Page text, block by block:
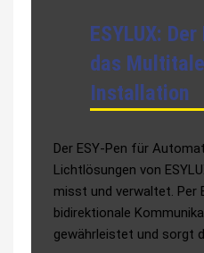
ESYLUX: Der
das
Installation
Der ESY-Pen für
Lichtlösungen von
misst und verwaltet. Per
bidirektionale
gewährleistet und sorgt